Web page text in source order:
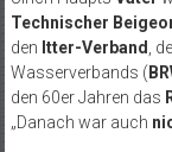
Technischer
den Itter-Verband ,
Wasserverbands (
den 60er Jahren das
„Danach war auch